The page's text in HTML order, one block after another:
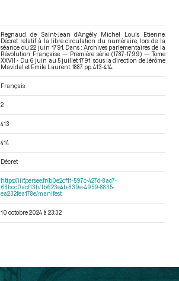
Regnaud de Saint-Jean d'Angély Michel Louis Etienne.
Décret relatif à la libre circulation du numéraire, lors de la
séance du 22 juin 1791. Dans : Archives parlementaires de la
Révolution Française — Première série (1787-1799) — Tome
XXVII - Du 6 juin au 5 juillet 1791 , sous la direction de Jérôme
Mavidal et Emile Laurent. 1887. pp. 413-414.
Français
2
413
414
Décret
https://iiif.persee.fr/b0e2cf11-597c-427d-8ac7-
68bcc0acf13b/1b623e4b-839e-4959-8835-
ea232fea178e/manifest
10 octobre 2024 à 23:32